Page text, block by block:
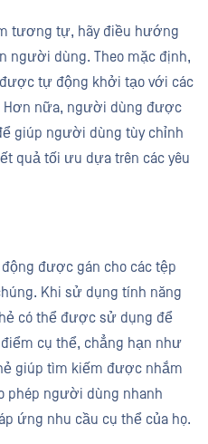
tương tự, hãy điều hướng
người dùng. Theo mặc định,
tự động khởi tạo với các
nữa, người dùng được
giúp người dùng tùy chỉnh
quả tối ưu dựa trên các yêu
được gán cho các tệp
Khi sử dụng tính năng
có thể được sử dụng để
cụ thể, chẳng hạn như
giúp tìm kiếm được nhắm
phép người dùng nhanh
ứng nhu cầu cụ thể của họ.